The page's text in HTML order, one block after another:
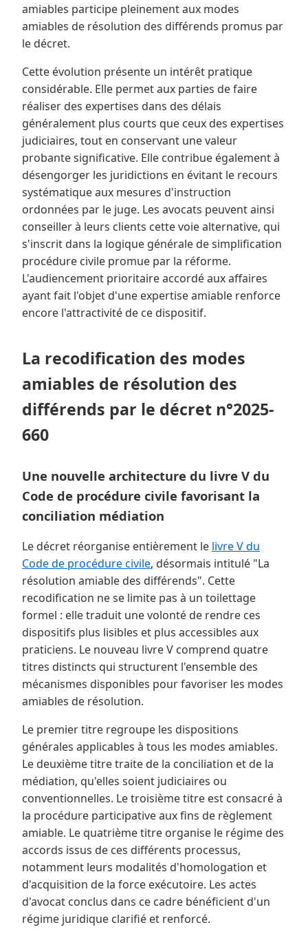
amiables participe pleinement aux modes
amiables de résolution des différends promus par
le décret.
Cette évolution présente un intérêt pratique
considérable. Elle permet aux parties de faire
réaliser des expertises dans des délais
généralement plus courts que ceux des expertises
judiciaires, tout en conservant une valeur
probante significative. Elle contribue également à
désengorger les juridictions en évitant le recours
systématique aux mesures d'instruction
ordonnées par le juge. Les avocats peuvent ainsi
conseiller à leurs clients cette voie alternative, qui
s'inscrit dans la logique générale de simplification
procédure civile promue par la réforme.
L'audiencement prioritaire accordé aux affaires
ayant fait l'objet d'une expertise amiable renforce
encore l'attractivité de ce dispositif.
La recodification des modes
amiables de résolution des
différends par le décret n°2025-
660
Une nouvelle architecture du livre V du
Code de procédure civile favorisant la
conciliation médiation
Le décret réorganise entièrement le livre V du
Code de procédure civile, désormais intitulé "La
résolution amiable des différends". Cette
recodification ne se limite pas à un toilettage
formel : elle traduit une volonté de rendre ces
dispositifs plus lisibles et plus accessibles aux
praticiens. Le nouveau livre V comprend quatre
titres distincts qui structurent l'ensemble des
mécanismes disponibles pour favoriser les modes
amiables de résolution.
Le premier titre regroupe les dispositions
générales applicables à tous les modes amiables.
Le deuxième titre traite de la conciliation et de la
médiation, qu'elles soient judiciaires ou
conventionnelles. Le troisième titre est consacré à
la procédure participative aux fins de règlement
amiable. Le quatrième titre organise le régime des
accords issus de ces différents processus,
notamment leurs modalités d'homologation et
d'acquisition de la force exécutoire. Les actes
d'avocat conclus dans ce cadre bénéficient d'un
régime juridique clarifié et renforcé.